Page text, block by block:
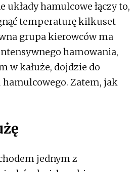
układy hamulcowe łączy to,
temperaturę kilkuset
grupa kierowców ma
hamowania,
w kałuże, dojdzie do
hamulcowego. Zatem, jak
jednym z